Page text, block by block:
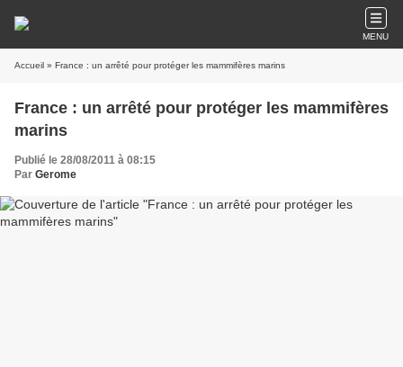
MENU
Accueil » France : un arrêté pour protéger les mammifères marins
France : un arrêté pour protéger les mammifères
marins
Publié le 28/08/2011 à 08:15
Par Gerome